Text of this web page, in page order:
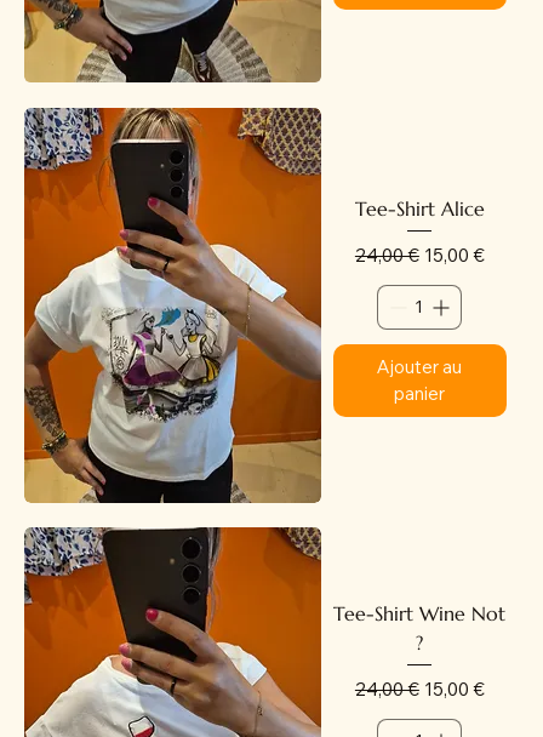
Tee-Shirt Alice
Prix original
24,00 € Prix
15,00 €
Ajouter au
panier
Tee-Shirt Wine Not
?
Prix original
24,00 € Prix
15,00 €